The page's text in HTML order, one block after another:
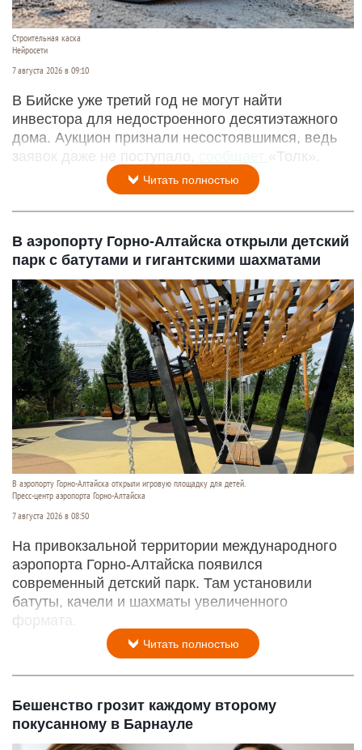
Строительная каска
Нейросети
7 августа 2026 в 09:10
В Бийске уже третий год не могут найти
инвестора для недостроенного десятиэтажного
дома. Аукцион признали несостоявшимся, ведь
заявок даже не поступало,
сообщает «Толк».
Читать полностью
В аэропорту Горно-Алтайска открыли детский
парк с батутами и гигантскими шахматами
В аэропорту Горно-Алтайска открыли игровую площадку для детей.
Пресс-центр аэропорта Горно-Алтайска
7 августа 2026 в 08:50
На привокзальной территории международного
аэропорта Горно-Алтайска появился
современный детский парк. Там установили
батуты, качели и шахматы увеличенного
формата.
Читать полностью
Бешенство грозит каждому второму
покусанному в Барнауле